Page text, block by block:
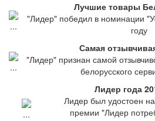
Лучшие товары
"Лидер" победил в номинации
году
Самая
"Лидер" признан самой
белорусского
Лидер года
Лидер был удостоен
премии "Лидер